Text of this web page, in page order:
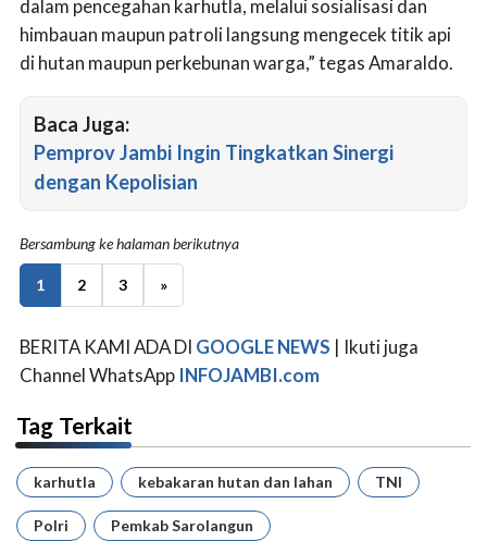
dalam pencegahan karhutla, melalui sosialisasi dan
himbauan maupun patroli langsung mengecek titik api
di hutan maupun perkebunan warga,” tegas Amaraldo.
Baca Juga:
Pemprov Jambi Ingin Tingkatkan Sinergi
dengan Kepolisian
Bersambung ke halaman berikutnya
1 2 3 »
BERITA KAMI ADA DI GOOGLE NEWS | Ikuti juga
Channel WhatsApp INFOJAMBI.com
Tag Terkait
karhutla kebakaran hutan dan lahan TNI
Polri Pemkab Sarolangun